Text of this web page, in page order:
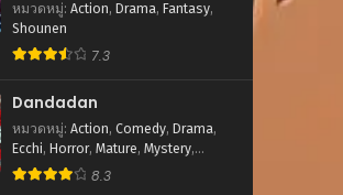
หมวดหมู่: Action, Drama, Fantasy,
Shounen
7.3
Dandadan
หมวดหมู่: Action, Comedy, Drama,
Ecchi, Horror, Mature, Mystery,
Romance,School Life
8.3